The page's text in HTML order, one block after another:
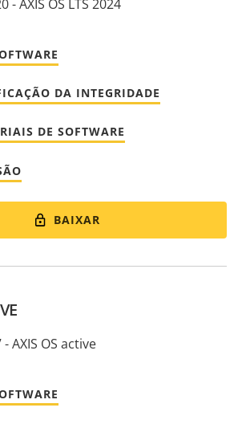
- AXIS OS LTS 2024
DA INTEGRIDADE
DE SOFTWARE
BAIXAR
AXIS OS active